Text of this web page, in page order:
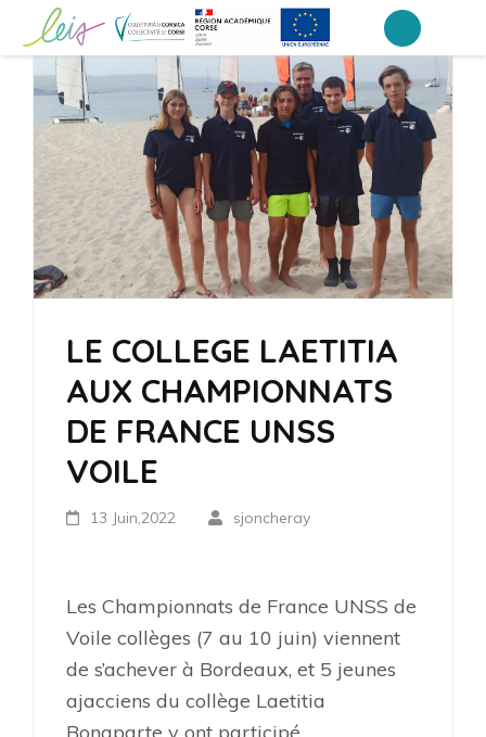
contenu
(Pressez
Entrée)
Collège Laetitia Bonaparte – Ajaccio
LE COLLEGE LAETITIA
AUX CHAMPIONNATS
DE FRANCE UNSS
VOILE
13 Juin,2022 sjoncheray
Les Championnats de France UNSS de
Voile collèges (7 au 10 juin) viennent
de s’achever à Bordeaux, et 5 jeunes
ajacciens du collège Laetitia
Bonaparte y ont participé